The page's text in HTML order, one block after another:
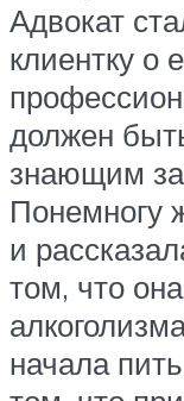
Адвокат
клиентку о
должен
знающим
Понемногу
и
том, что
начала